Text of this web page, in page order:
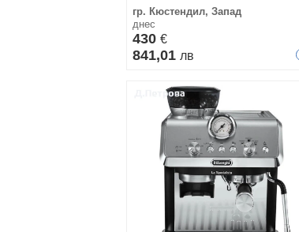
гр. Кюстендил, Запад
днес
430 €
841,01 лв